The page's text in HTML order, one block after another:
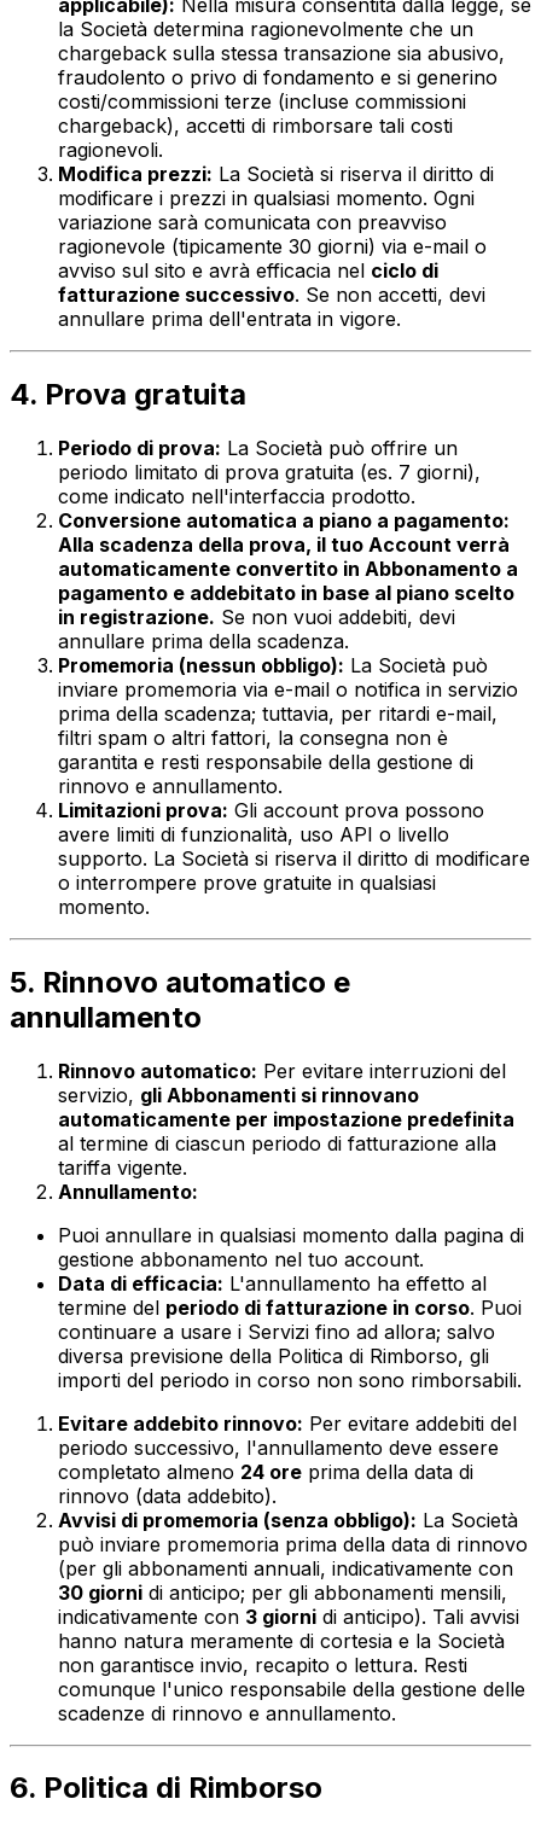
la Società determina ragionevolmente che un
chargeback sulla stessa transazione sia abusivo,
fraudolento o privo di fondamento e si generino
costi/commissioni terze (incluse commissioni
chargeback), accetti di rimborsare tali costi
ragionevoli.
Modifica prezzi: La Società si riserva il diritto di
modificare i prezzi in qualsiasi momento. Ogni
variazione sarà comunicata con preavviso
ragionevole (tipicamente 30 giorni) via e-mail o
avviso sul sito e avrà efficacia nel ciclo di
fatturazione successivo. Se non accetti, devi
annullare prima dell'entrata in vigore.
4. Prova gratuita
Periodo di prova: La Società può offrire un
periodo limitato di prova gratuita (es. 7 giorni),
come indicato nell'interfaccia prodotto.
Conversione automatica a piano a pagamento:
Alla scadenza della prova, il tuo Account verrà
automaticamente convertito in Abbonamento a
pagamento e addebitato in base al piano scelto
in registrazione. Se non vuoi addebiti, devi
annullare prima della scadenza.
Promemoria (nessun obbligo): La Società può
inviare promemoria via e-mail o notifica in servizio
prima della scadenza; tuttavia, per ritardi e-mail,
filtri spam o altri fattori, la consegna non è
garantita e resti responsabile della gestione di
rinnovo e annullamento.
Limitazioni prova: Gli account prova possono
avere limiti di funzionalità, uso API o livello
supporto. La Società si riserva il diritto di modificare
o interrompere prove gratuite in qualsiasi
momento.
5. Rinnovo automatico e
annullamento
Rinnovo automatico: Per evitare interruzioni del
servizio, gli Abbonamenti si rinnovano
automaticamente per impostazione predefinita
al termine di ciascun periodo di fatturazione alla
tariffa vigente.
Annullamento:
Puoi annullare in qualsiasi momento dalla pagina di
gestione abbonamento nel tuo account.
Data di efficacia: L'annullamento ha effetto al
termine del periodo di fatturazione in corso. Puoi
continuare a usare i Servizi fino ad allora; salvo
diversa previsione della Politica di Rimborso, gli
importi del periodo in corso non sono rimborsabili.
Evitare addebito rinnovo: Per evitare addebiti del
periodo successivo, l'annullamento deve essere
completato almeno 24 ore prima della data di
rinnovo (data addebito).
Avvisi di promemoria (senza obbligo): La Società
può inviare promemoria prima della data di rinnovo
(per gli abbonamenti annuali, indicativamente con
30 giorni di anticipo; per gli abbonamenti mensili,
indicativamente con 3 giorni di anticipo). Tali avvisi
hanno natura meramente di cortesia e la Società
non garantisce invio, recapito o lettura. Resti
comunque l'unico responsabile della gestione delle
scadenze di rinnovo e annullamento.
6. Politica di Rimborso